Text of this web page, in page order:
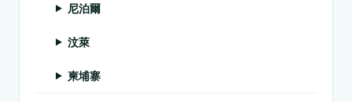
尼泊爾
汶萊
柬埔寨